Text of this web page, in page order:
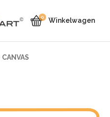
0 Winkelwagen
CANVAS